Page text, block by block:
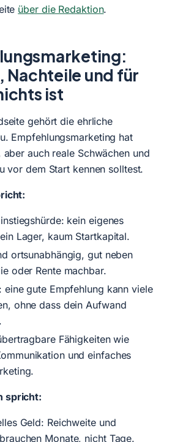
über die Redaktion.
Nachteile und für
ist
gehört die ehrliche
Empfehlungsmarketing hat
aber auch reale Schwächen und
vor dem Start kennen solltest.
kein eigenes
Lager, kaum Startkapital.
ortsunabhängig, gut neben
oder Rente machbar.
eine gute Empfehlung kann viele
ohne dass dein Aufwand
Fähigkeiten wie
und einfaches
spricht:
Geld: Reichweite und
Monate, nicht Tage.